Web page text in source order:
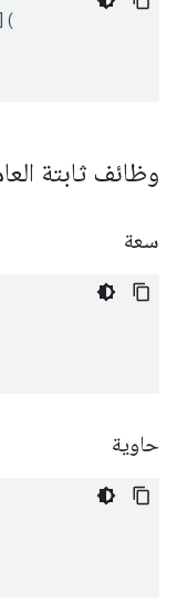
وظائف ثابتة
سعة
حاوية